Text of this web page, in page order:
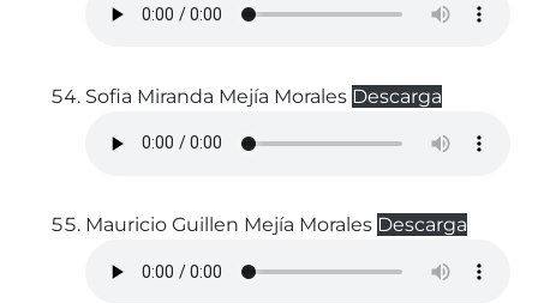
Sofia Miranda Mejía Morales Descarga
Mauricio Guillen Mejía Morales Descarga